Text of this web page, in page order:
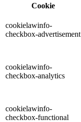
Cookie
cookielawinfo-
checkbox-advertisement
cookielawinfo-
checkbox-analytics
cookielawinfo-
checkbox-functional